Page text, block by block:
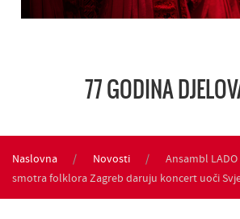
77 GODINA
Naslovna Novosti
Ansambl
smotra folklora Zagreb daruju koncert uoči